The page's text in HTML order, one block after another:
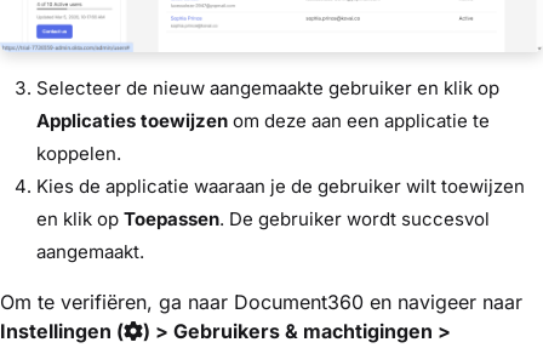
Selecteer de nieuw aangemaakte gebruiker en klik op
Applicaties toewijzen om deze aan een applicatie te
koppelen.
Kies de applicatie waaraan je de gebruiker wilt toewijzen
en klik op Toepassen. De gebruiker wordt succesvol
aangemaakt.
Om te verifiëren, ga naar Document360 en navigeer naar
Instellingen (
) > Gebruikers & machtigingen >